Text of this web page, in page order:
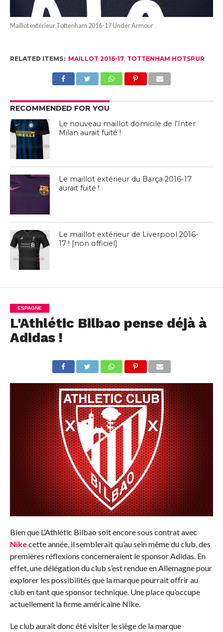
Maillot extérieur Tottenham 2016-17 Under Armour
RELATED ITEMS: MAILLOT 2016-17, TOTTENHAM HOTSPUR
RECOMMENDED FOR YOU
Le nouveau maillot domicile de l'Inter
Milan aurait fuité !
Le maillot extérieur du Barça 2016-17
aurait fuité !
Le maillot extérieur de Liverpool 2016-
17 ! [non officiel]
ESPAGNE
L'Athlétic Bilbao pense déjà à
Adidas !
Bien que L’Athlétic Bilbao soit encore sous contrat avec
Nikecette année, il semblerait qu’au sein même du club, des
premières réflexions concerneraient le sponsor Adidas. En
effet, une délégation du club s’est rendue en Allemagne pour
explorer les possibilités que la marque pourrait offrir au
club en tant que sponsor technique. Une place qu’occupe
actuellement la firme américaine Nike.
Le club aurait donc été visiter le siège de la marque